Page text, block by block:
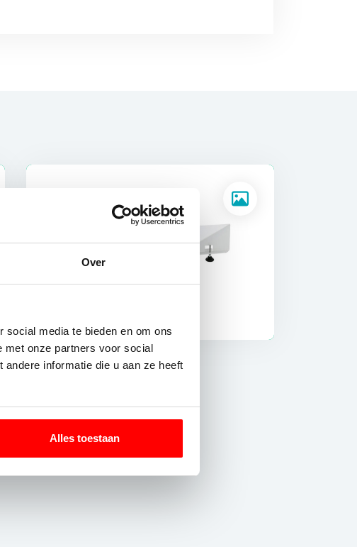
Over
media te bieden en om ons
met onze partners voor social
informatie die u aan ze heeft
Alles toestaan